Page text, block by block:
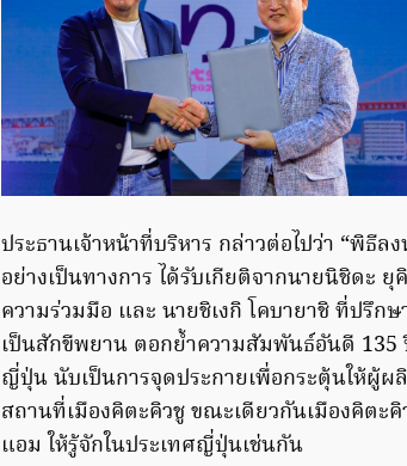
ประธานเจ้าหน้าที่บริหาร กล่าวต่อไปว่า “พิ
อย่างเป็นทางการ ได้รับเกียติจากนายนิชิดะ
ความร่วมมือ และ นายชิเงกิ โคบายาชิ ที่ปรึก
เป็นสักขีพยาน ตอกย้ำความสัมพันธ์อันดี 135
ญี่ปุ่น นับเป็นการจุดประกายเพื่อกระตุ้นให้ผู้ผ
สถานที่เมืองคิตะคิวชู ขณะเดียวกันเมืองคิตะ
แอม ให้รู้จักในประเทศญี่ปุ่นเช่นกัน